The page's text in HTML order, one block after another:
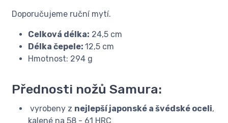
Doporučujeme ruční mytí.
Celková délka: 24,5 cm
Délka čepele: 12,5 cm
Hmotnost: 294 g
Přednosti nožů Samura:
vyrobeny z nejlepší japonské a švédské oceli,
kalené na 58 - 61 HRC